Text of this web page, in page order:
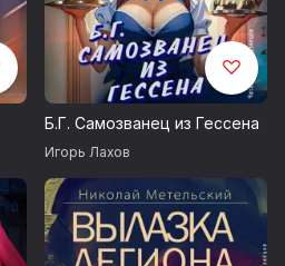
Б.Г. Самозванец из Гессена
Игорь Лахов